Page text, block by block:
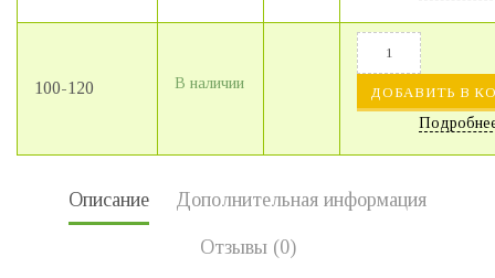
100-120 В наличии
ДОБАВИТЬ В
Описание Дополнительная информация
Отзывы (0)